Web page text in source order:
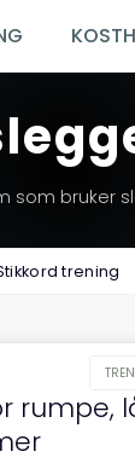
som bruker
trening
rumpe,